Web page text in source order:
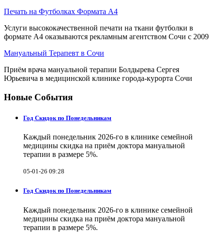
Печать на Футболках Формата А4
Услуги высококачественной печати на ткани футболки в
формате А4 оказываются рекламным агентством Сочи с 2009
Мануальный Терапевт в Сочи
Приём врача мануальной терапии Болдырева Сергея
Юрьевича в медицинской клинике города-курорта Сочи
Новые События
Год Скидок по Понедельникам
Каждый понедельник 2026-го в клинике семейной
медицины скидка на приём доктора мануальной
терапии в размере 5%.
05-01-26 09:28
Год Скидок по Понедельникам
Каждый понедельник 2026-го в клинике семейной
медицины скидка на приём доктора мануальной
терапии в размере 5%.